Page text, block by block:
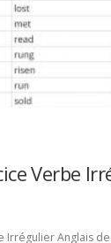
Verbe
Irrégulier Anglais